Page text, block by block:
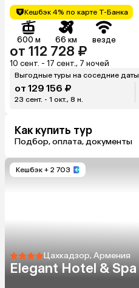
Кешбэк 4% по карте Т-Банка
600 м 66 км везде
от 112 728 ₽
10 сент. - 17 сент., 7 ночей
Выгодные туры на соседние даты
от 129 156 ₽
23 сент. - 1 окт., 8 н.
Как купить тур
Подбор, оплата, документы
Кешбэк + 2 703
Цахкадзор, Армения
Elegant Hotel & Spa